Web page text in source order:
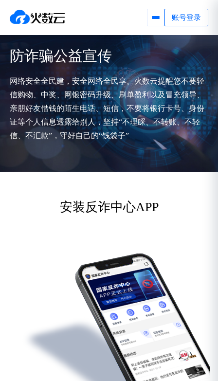
账号登录
防诈骗公益宣传
网络安全全民建，安全网络全民享。火数云提醒您不要轻
信购物、中奖、网银密码升级、刷单盈利以及冒充领导、
亲朋好友借钱的陌生电话、短信，不要将银行卡号、身份
证等个人信息透露给别人，坚持“不理睬、不转账、不轻
信、不汇款”，守好自己的“钱袋子”
安装反诈中心APP